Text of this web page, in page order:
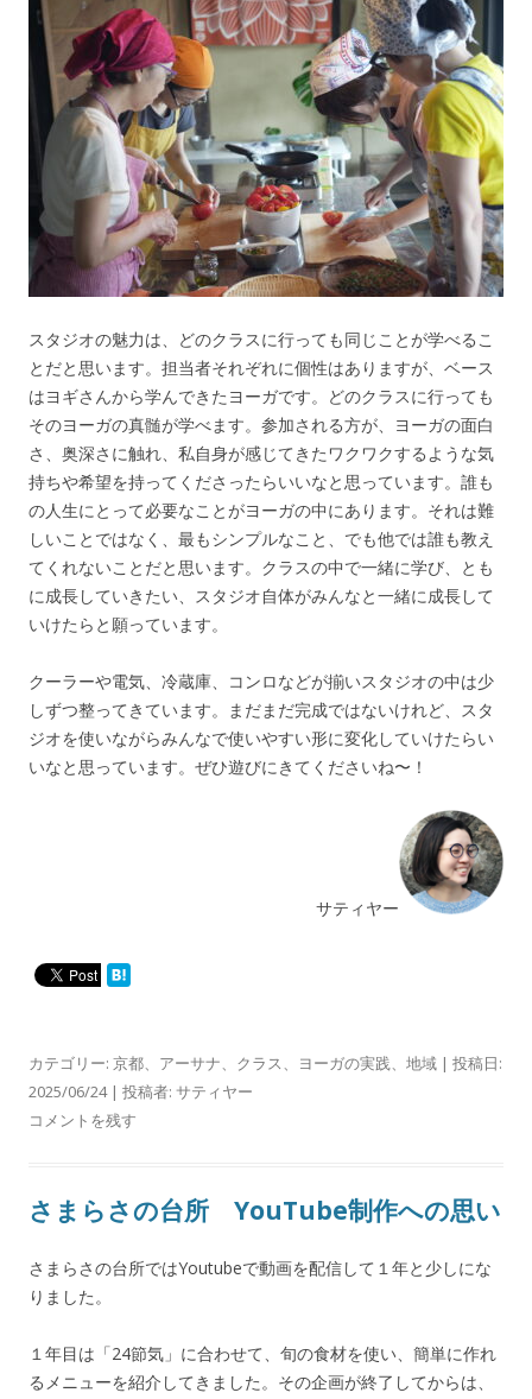
スタジオの魅力は、どのクラスに行っても同じことが学べるこ
とだと思います。担当者それぞれに個性はありますが、ベース
はヨギさんから学んできたヨーガです。どのクラスに行っても
そのヨーガの真髄が学べます。参加される方が、ヨーガの面白
さ、奥深さに触れ、私自身が感じてきたワクワクするような気
持ちや希望を持ってくださったらいいなと思っています。誰も
の人生にとって必要なことがヨーガの中にあります。それは難
しいことではなく、最もシンプルなこと、でも他では誰も教え
てくれないことだと思います。クラスの中で一緒に学び、とも
に成長していきたい、スタジオ自体がみんなと一緒に成長して
いけたらと願っています。
クーラーや電気、冷蔵庫、コンロなどが揃いスタジオの中は少
しずつ整ってきています。まだまだ完成ではないけれど、スタ
ジオを使いながらみんなで使いやすい形に変化していけたらい
いなと思っています。ぜひ遊びにきてくださいね〜！
サティヤー
カテゴリー: 京都、 アーサナ、 クラス、 ヨーガの実践、 地域 | 投稿日:
2025/06/24| 投稿者: サティヤー
コメントを残す
さまらさの台所 YouTube制作への思い
さまらさの台所ではYoutubeで動画を配信して１年と少しにな
りました。
１年目は「24節気」に合わせて、旬の食材を使い、簡単に作れ
るメニューを紹介してきました。その企画が終了してからは、